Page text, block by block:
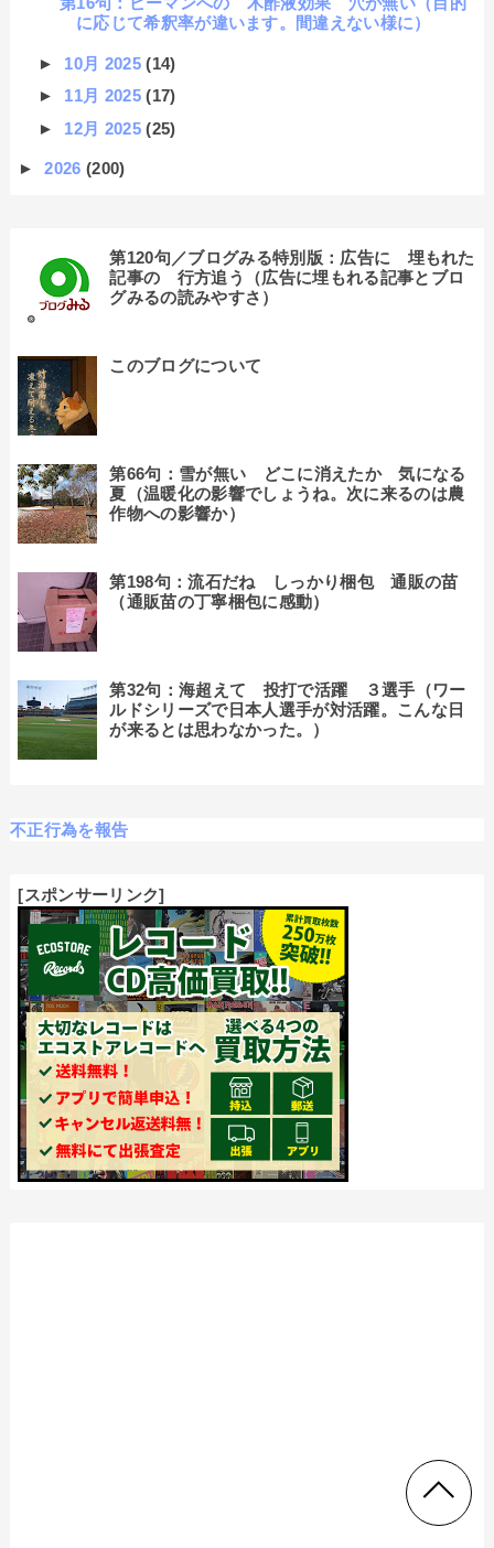
に応じて希釈率が違います。間違えない様に）
► 10月 2025(14)
► 11月 2025(17)
► 12月 2025(25)
►2026(200)
第120句／ブログみる特別版：広告に 埋もれた
記事の 行方追う（広告に埋もれる記事とブロ
グみるの読みやすさ）
このブログについて
第66句：雪が無い どこに消えたか 気になる
夏（温暖化の影響でしょうね。次に来るのは農
作物への影響か）
第198句：流石だね しっかり梱包 通販の苗
（通販苗の丁寧梱包に感動）
第32句：海超えて 投打で活躍 ３選手（ワー
ルドシリーズで日本人選手が対活躍。こんな日
が来るとは思わなかった。）
不正行為を報告
[スポンサーリンク]